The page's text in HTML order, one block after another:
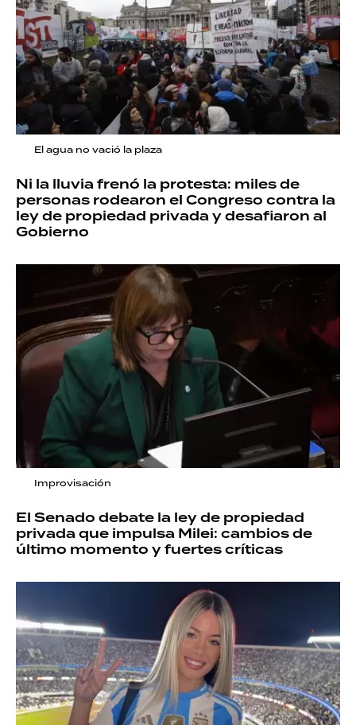
El agua no vació la plaza
Ni la lluvia frenó la protesta: miles de
personas rodearon el Congreso contra la
ley de propiedad privada y desafiaron al
Gobierno
Improvisación
El Senado debate la ley de propiedad
privada que impulsa Milei: cambios de
último momento y fuertes críticas